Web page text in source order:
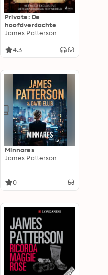
Private: De
hoofdverdachte
James Patterson
4.3
Minnares
James Patterson
0